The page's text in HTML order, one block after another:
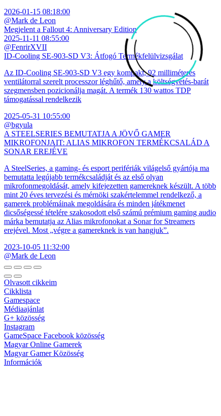
2026-01-15 08:18:00
@Mark de Leon
Megjelent a Fallout 4: Anniversary Edition
2025-11-11 08:55:00
@FenrirXVII
ID-Cooling SE-903-SD V3: Átfogó Termékfelülvizsgálat
Az ID-Cooling SE-903-SD V3 egy kompakt, 92 milliméteres
ventilátorral szerelt processzor léghűtő, amely a költségvetés-barát
szegmensben pozicionálja magát. A termék 130 wattos TDP
támogatással rendelkezik
2025-05-31 10:55:00
@bgyula
A STEELSERIES BEMUTATJA A JÖVŐ GAMER
MIKROFONJAIT: ALIAS MIKROFON TERMÉKCSALÁD A
SONAR EREJÉVE
A SteelSeries, a gaming- és esport perifériák világelső gyártója ma
bemutatta legújabb termékcsaládját és az első olyan
mikrofonmegoldását, amely kifejezetten gamereknek készült. A több
mint 20 éves tervezési és mérnöki szakértelemmel rendelkező, a
gamerek problémáinak megoldására és minden játékmenet
dicsőségessé tételére szakosodott első számú prémium gaming audio
márka bemutatja az Alias mikrofonokat a Sonar for Streamers
erejével. Most „végre a gamereknek is van hangjuk”.
2023-10-05 11:32:00
@Mark de Leon
Olvasott cikkeim
Cikklista
Gamespace
Médiaajánlat
G+ közösség
Instagram
GameSpace Facebook közösség
Magyar Online Gamerek
Magyar Gamer Közösség
Információk